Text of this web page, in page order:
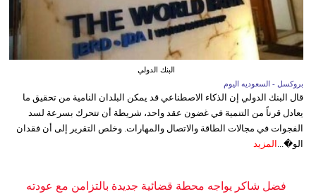
البنك الدولي
بروكسل - السعوديه اليوم
قال البنك الدولي إن الذكاء الاصطناعي قد يمكن البلدان النامية من تحقيق ما
يعادل قرناً من التنمية في غضون عقد واحد، شريطة أن تتحرك بسرعة لسد
الفجوات في مجالات الطاقة والاتصال والمهارات. وخلص التقرير إلى أن فقدان
الو�... المزيد
فضل شاكر يواجه محطة قضائية جديدة بالتزامن مع عودته